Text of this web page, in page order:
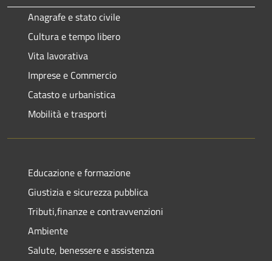
Anagrafe e stato civile
Cultura e tempo libero
Vita lavorativa
Imprese e Commercio
Catasto e urbanistica
Mobilità e trasporti
Educazione e formazione
Giustizia e sicurezza pubblica
Tributi,finanze e contravvenzioni
Ambiente
Salute, benessere e assistenza